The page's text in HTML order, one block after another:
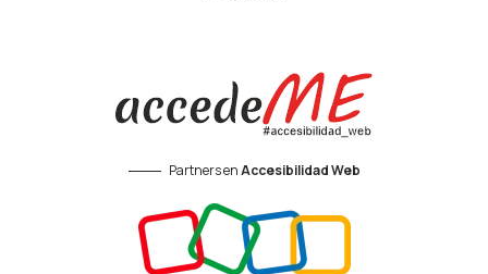
Partners enAccesibilidad Web